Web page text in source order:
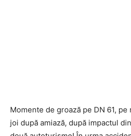
Momente de groază pe DN 61,
joi după amiază, după impactul